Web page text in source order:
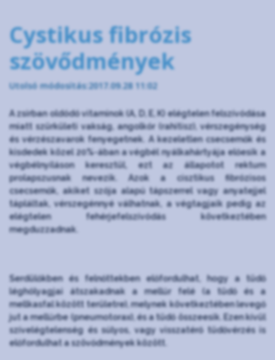
Cystikus fibrózis
szövődmények
Utolsó módosítás:2017.09.28 11:02
A zsírban oldódó vitaminok (A, D, E, K) elégtelen felszívódása
miatt szürkületi vakság, angolkór (rahitisz), vérszegénység
és vérzészavarok fenyegetnek. A kezeletlen csecsemők és
kisdedek közel 20%-ában a végbél nyálkahártyája előesik a
végbélnyíláson keresztül, ezt az állapotot rektum
prolapszusnak nevezik. Azok a cisztikus fibrózisos
csecsemők, akiket szója alapú tápszerrel vagy anyatejjel
tápláltak, vérszegénnyé válhatnak, a végtagjaik pedig az
elégtelen fehérjefelszívódás következtében
megduzzadnak.
Serdülőkben és felnőttekben előfordulhat, hogy a tüdő
léghólyagjai átszakadnak a mellűr felé (a tüdő és a
mellkasfal között területre), melynek következtében levegő
jut a mellűrbe (pneumotorax), és a tüdő összeesik. Ezen kívül
szívelégtelenség és súlyos, vagy visszatérő tüdővérzés is
előfordulhat a szövődmények között.